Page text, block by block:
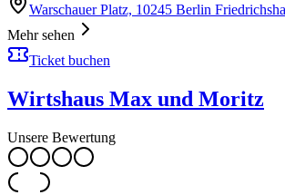
Warschauer Platz, 10245 Berlin
Mehr sehen
Ticket buchen
Wirtshaus Max und Moritz
Unsere Bewertung